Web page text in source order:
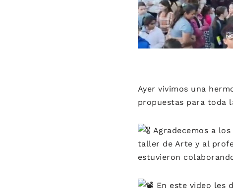
Ayer vivimos una
propuestas para toda
Agradecemos a
taller de Arte y al
estuvieron
En este video les